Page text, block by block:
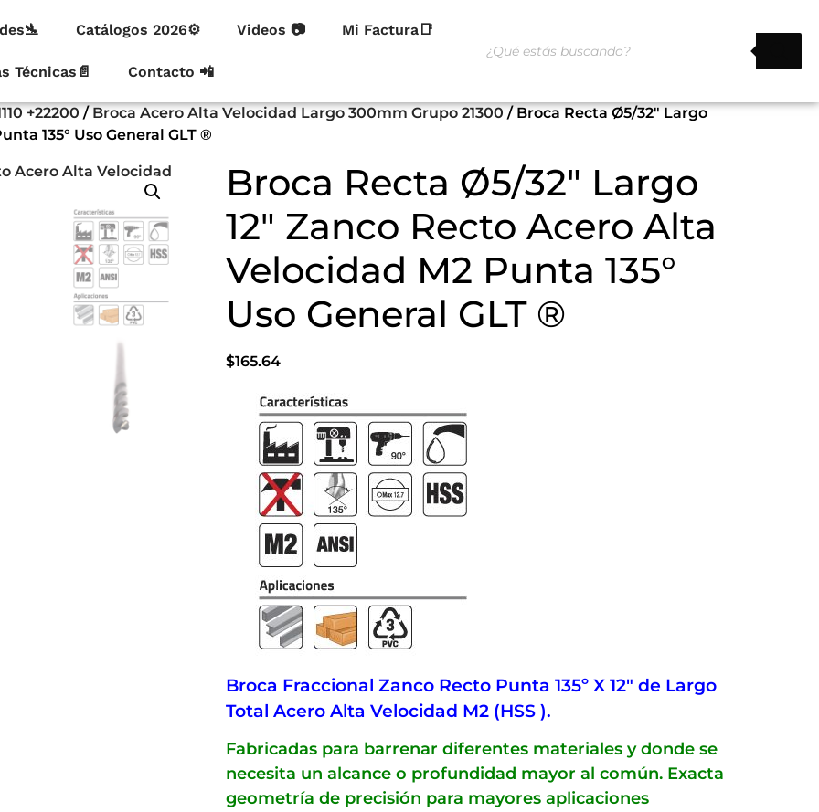
Catálogos 2026⚙ Videos 📷 Mi Factura📑
Técnicas📄 Contacto 📲
+22200/Broca Acero Alta Velocidad Largo 300mm Grupo 21300/ Broca Recta Ø5/32″ Largo
135° Uso General GLT ®
Broca Recta Ø5/32″ Largo
12″ Zanco Recto Acero Alta
Velocidad M2 Punta 135°
Uso General GLT ®
$165.64
Broca Fraccional Zanco Recto Punta 135º X 12″ de Largo
Total Acero Alta Velocidad M2 (HSS ).
Fabricadas para barrenar diferentes materiales y donde se
necesita un alcance o profundidad mayor al común. Exacta
geometría de precisión para mayores aplicaciones